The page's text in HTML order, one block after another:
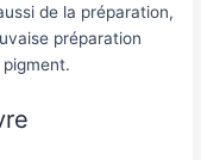
de la préparation,
préparation